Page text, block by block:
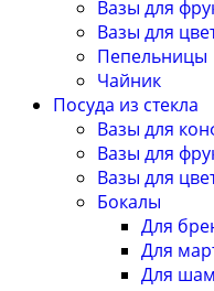
Вазы для
Вазы для
Пепельницы
Чайник
Посуда из стекла
Вазы для
Вазы для
Вазы для
Бокалы
Для
Для
Для